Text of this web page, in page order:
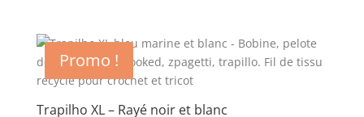
10,90€.9,80€.
Promo !
Trapilho XL – Rayé noir et blanc